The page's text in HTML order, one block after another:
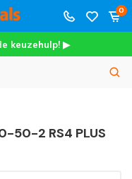
0
keuzehulp! ▶
50-2 RS4 PLUS